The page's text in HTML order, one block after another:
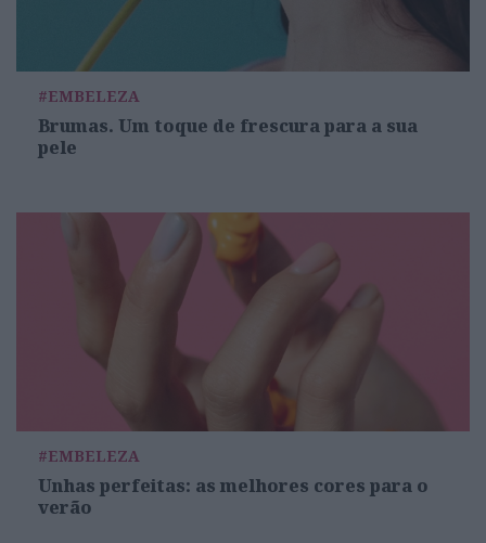
#EMBELEZA
Brumas. Um toque de frescura para a sua
pele
#EMBELEZA
Unhas perfeitas: as melhores cores para o
verão